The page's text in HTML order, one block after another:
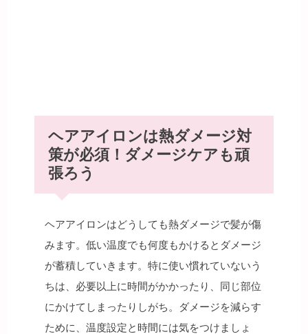
ヘアアイロンは熱ダメージ対
策が必須！ダメージケアも頑
張ろう
ヘアアイロンはどうしても熱ダメージで髪が傷
みます。低い温度でも何度もかけるとダメージ
が蓄積していきます。特に使い慣れていないう
ちは、必要以上に時間がかかったり、同じ部位
にかけてしまったりしがち。ダメージを減らす
ために、温度設定と時間には気をつけましょ